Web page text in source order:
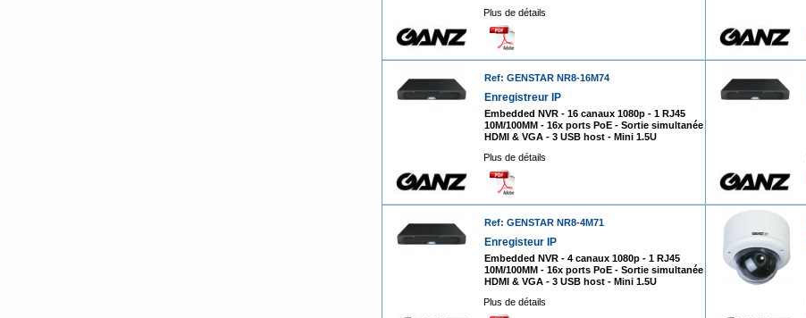
Plus de détails
Ref: GENSTAR NR8-16M74
Enregistreur IP
Embedded NVR - 16 canaux 1080p - 1 RJ45
10M/100MM - 16x ports PoE - Sortie simultanée
HDMI & VGA - 3 USB host - Mini 1.5U
Plus de détails
Ref: GENSTAR NR8-4M71
Enregisteur IP
Embedded NVR - 4 canaux 1080p - 1 RJ45
10M/100MM - 16x ports PoE - Sortie simultanée
HDMI & VGA - 3 USB host - Mini 1.5U
Plus de détails